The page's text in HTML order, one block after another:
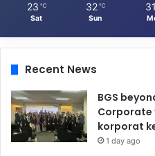
23 ℃
Sat
32 ℃
Sun
31
Recent News
BGS
Corporate
korporat
1 day ago